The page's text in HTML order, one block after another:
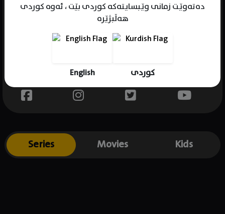
دەتەوێت زمانی وێبسایتەکە کوردی بێت ، ئەوە کوردی
هەڵبژێرە
English کوردی
Gender : female
Place of birth : USA
Series Movies Kids